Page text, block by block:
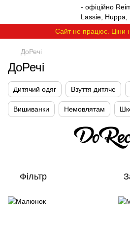
Сайт не працює. Ціни
ДоРечі
ДоРечі
Дитячий одяг Взуття дитяче
Вишиванки Немовлятам
Фільтр